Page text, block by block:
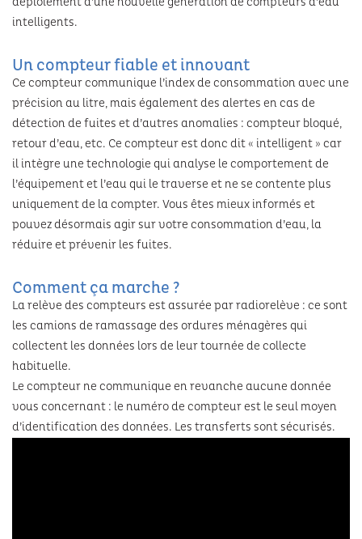
Habitat indigne
Aires d’accueil des gens du voyage
Aire de covoiturage
Les espaces naturels
Environnement
Plan climat
Milieux aquatiques
Atlas de la biodiversité
Préserver le patrimoine
Gardes champêtres
La recherche
Les actions du Grand Belfort
École numérique
Tourisme
Patrimoine
Randonnées
Hébergements touristiques
CULTURE
Viadanse centre chorégraphique national
Le Grrranit scène nationale de Belfort
Théâtre de Marionnettes de Belfort
Les Riffs du Lion
Cinémas d’aujourd’hui
Festivals
SPORTS
Les piscines
intelligents.
Un compteur fiable et innovant
Ce compteur communique l’index de consommation avec une
précision au litre, mais également des alertes en cas de
détection de fuites et d’autres anomalies : compteur bloqué,
retour d’eau, etc. Ce compteur est donc dit « intelligent » car
il intègre une technologie qui analyse le comportement de
l’équipement et l’eau qui le traverse et ne se contente plus
uniquement de la compter. Vous êtes mieux informés et
pouvez désormais agir sur votre consommation d’eau, la
réduire et prévenir les fuites.
Comment ça marche ?
La relève des compteurs est assurée par radiorelève : ce sont
les camions de ramassage des ordures ménagères qui
collectent les données lors de leur tournée de collecte
habituelle.
Le compteur ne communique en revanche aucune donnée
vous concernant : le numéro de compteur est le seul moyen
d’identification des données. Les transferts sont sécurisés.